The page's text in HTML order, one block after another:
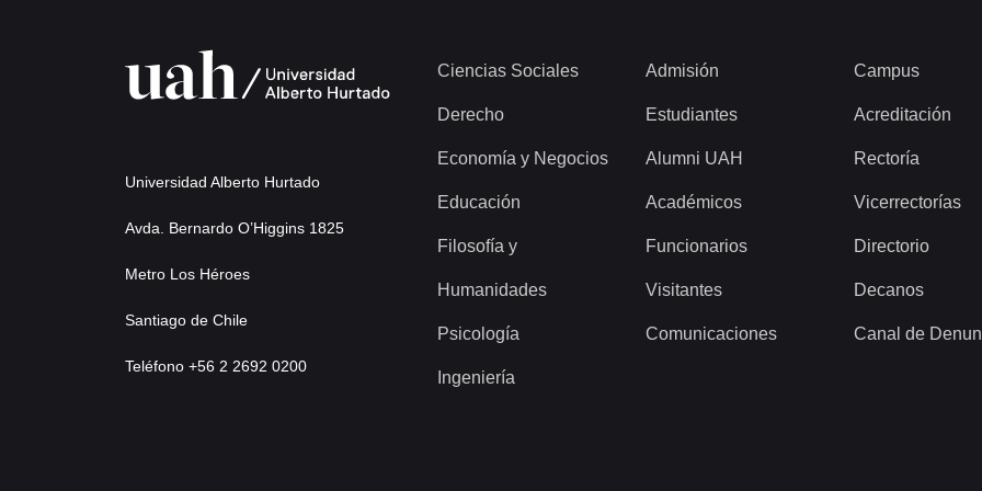
Universidad Alberto Hurtado
Avda. Bernardo O’Higgins 1825
Metro Los Héroes
Santiago de Chile
Teléfono +56 2 2692 0200
Ciencias Sociales
Derecho
Economía y Negocios
Educación
Filosofía y
Humanidades
Psicología
Ingeniería
Admisión
Estudiantes
Alumni UAH
Académicos
Funcionarios
Visitantes
Comunicaciones
Campus
Acreditación
Rectoría
Vicerrectorías
Directorio
Decanos
Canal de